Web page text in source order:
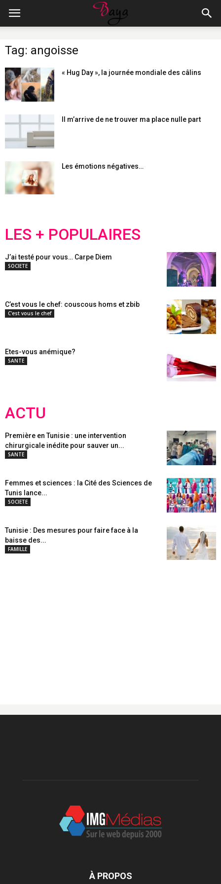
Tag: angoisse
« Hug Day », la journée mondiale des câlins
Il m’arrive de ne trouver ma place nulle part
Les émotions négatives…
LES + POPULAIRES
J’ai testé pour vous… Carpe Diem
SOCIETE
C’est vous le chef: couscous homs et zbib
C'est vous le chef
Etes-vous anémique?
SANTE
ACTU
Première en Tunisie : une intervention
chirurgicale inédite pour sauver un...
SANTE
Femmes et sciences : la Cité des Sciences de
Tunis lance...
SOCIETE
Tunisie : Des mesures pour faire face à la
baisse des...
FAMILLE
À PROPOS